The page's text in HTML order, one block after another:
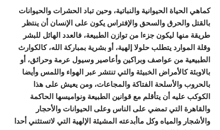
كماهي الحياة الحيوانية والنباتية، وحين تباد الحشرات والحيوانات
بالقتل والحرق والسحق والإفتراس يكون على الإنسان أن ينتظر
طريقة منها ليكون جزءا من توازن الطبيعة، فالعدد الهائل للبشر
وقلة الموارد يتطلب حلولا إلهية، أو بشرية بمباركة الله، كالكوارث
الطبيعية من عواصف وبراكين وأعاصير وسيول عرمة وحرائق، أو
بالاوبئة كالأمراض الخبيثة والتي تنتشر عبر الهواء واللمس وأيضا
بالحروب والأسلحة الفتاكة والمجاعات، ومن يعيش على هذا
الكوكب عليه أن يتأقلم مع قوانين الطبيعة ونواميسها الحاكمة
والقاهرة التي تمضي على الناس وعلى الحيوانات والأحجار
والأشجار والمياه وكل ماأبدعته المشيئة الإلهية التي لاتستثني أحدا